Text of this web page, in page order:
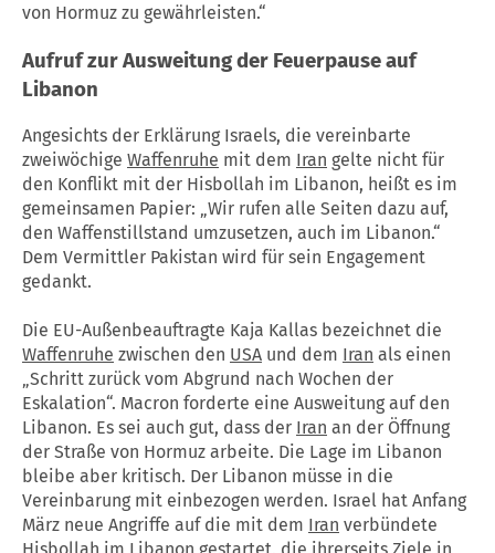
von Hormuz zu gewährleisten.“
Aufruf zur Ausweitung der Feuerpause auf
Libanon
Angesichts der Erklärung Israels, die vereinbarte
zweiwöchige Waffenruhe mit dem Iran gelte nicht für
den Konflikt mit der Hisbollah im Libanon, heißt es im
gemeinsamen Papier: „Wir rufen alle Seiten dazu auf,
den Waffenstillstand umzusetzen, auch im Libanon.“
Dem Vermittler Pakistan wird für sein Engagement
gedankt.
Die EU-Außenbeauftragte Kaja Kallas bezeichnet die
Waffenruhe zwischen den USA und dem Iran als einen
„Schritt zurück vom Abgrund nach Wochen der
Eskalation“. Macron forderte eine Ausweitung auf den
Libanon. Es sei auch gut, dass der Iran an der Öffnung
der Straße von Hormuz arbeite. Die Lage im Libanon
bleibe aber kritisch. Der Libanon müsse in die
Vereinbarung mit einbezogen werden. Israel hat Anfang
März neue Angriffe auf die mit dem Iran verbündete